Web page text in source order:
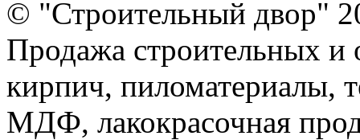
© "Строительный двор"
Продажа строительных и
кирпич, пиломатериалы,
МДФ, лакокрасочная